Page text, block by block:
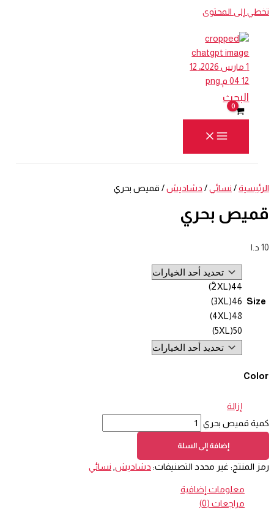
تخطي إلى المحتوى
البحث
الرئيسية/ نسائي/ دشاديش/ قميص بحري
قميص بحري
10 د.ا
Size
44(2ْXL)
46(3XL)
48(4XL)
50(5XL)
Color
إزالة
كمية قميص بحري
إضافة إلى السلة
رمز المنتج: غير محدد التصنيفات: دشاديش نسائي
معلومات إضافية
مراجعات (0)